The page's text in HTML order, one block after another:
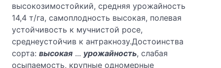
высокозимостойкий, средняя урожайность
14,4 т/га, самоплодность высокая, полевая
устойчивость к мучнистой росе,
среднеустойчив к антракнозу.Достоинства
сорта: высокая ... урожайность, слабая
осыпаемость, крупные одномерные